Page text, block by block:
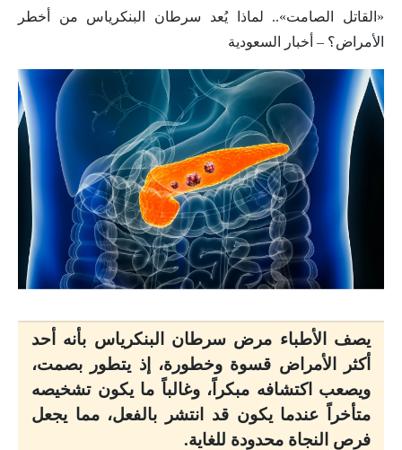
«القاتل الصامت».. لماذا يُعد سرطان البنكرياس من أخطر
الأمراض؟ – أخبار السعودية
يصف الأطباء مرض سرطان البنكرياس بأنه أحد
أكثر الأمراض قسوة وخطورة، إذ يتطور بصمت،
ويصعب اكتشافه مبكراً، وغالباً ما يكون تشخيصه
متأخراً عندما يكون قد انتشر بالفعل، مما يجعل
فرص النجاة محدودة للغاية.